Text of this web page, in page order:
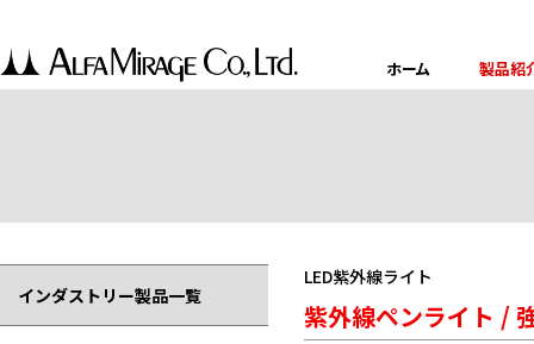
ホーム 製品紹
インダストリー製品一覧
LED紫外線ライト
紫外線ペンライト /